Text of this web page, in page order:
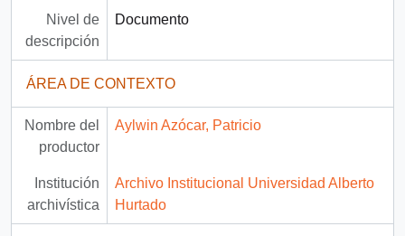
Nivel de
descripción
Documento
ÁREA DE CONTEXTO
Nombre del
productor
Aylwin Azócar, Patricio
Institución
archivística
Archivo Institucional Universidad Alberto
Hurtado